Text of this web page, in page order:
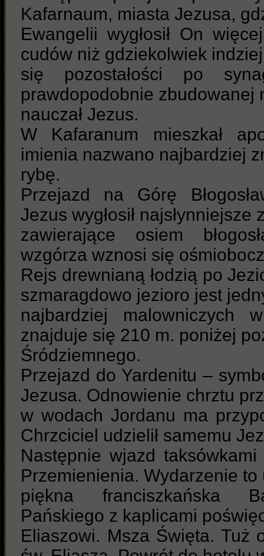
Kafarnaum, miasta Jezusa,
Ewangelii wygłosił On
cudów niż gdziekolwiek
się pozostałości po
prawdopodobnie zbudowanej
nauczał Jezus.
W Kafaranum mieszkał
imienia nazwano najbardziej
rybę.
Przejazd na Górę
Jezus wygłosił najsłynniejsze
zawierające osiem
wzgórza wznosi się
Rejs drewnianą łodzią po
szmaragdowo jezioro jest
najbardziej malowniczych
znajduje się 210 m. poniżej
Śródziemnego.
Przejazd do Yardenitu –
Jezusa. Odnowienie chrztu
w wodach Jordanu ma
Chrzciciel udzielił samemu
Następnie wjazd
Przemienienia. Wydarzenie to
piękna franciszkańska
Pańskiego z kaplicami
Eliaszowi. Msza Święta. Tuż